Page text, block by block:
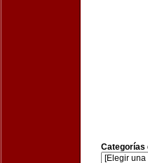
Categorías